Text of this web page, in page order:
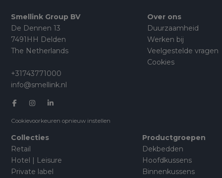
Smellink Group BV
De Dennen 13
7491HH Delden
The Netherlands
+31743771000
info@smellink.nl
Cookievoorkeuren opnieuw instellen
Over ons
Duurzaamheid
Werken bij
Veelgestelde vragen
Cookies
Collecties
Retail
Hotel | Leisure
Private label
Productgroepen
Dekbedden
Hoofdkussens
Binnenkussens